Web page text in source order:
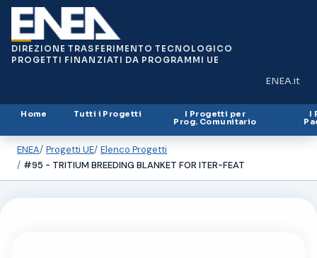
DIREZIONE TRASFERIMENTO TECNOLOGICO
PROGETTI FINANZIATI DA PROGRAMMI UE
ENEA.it
(si apre in
Home Tutti i Progetti I Progetti per
Prog. Comunitario
I
ENEA Progetti UE Elenco Progetti
#95 - TRITIUM BREEDING BLANKET FOR ITER-FEAT